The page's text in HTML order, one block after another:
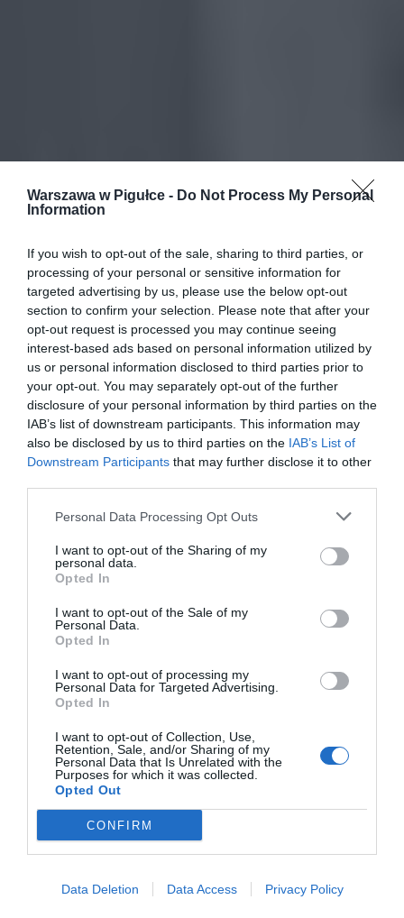
Warszawa w Pigułce - Do Not Process My Personal
Information
If you wish to opt-out of the sale, sharing to third parties, or
processing of your personal or sensitive information for
targeted advertising by us, please use the below opt-out
section to confirm your selection. Please note that after your
opt-out request is processed you may continue seeing
interest-based ads based on personal information utilized by
us or personal information disclosed to third parties prior to
your opt-out. You may separately opt-out of the further
disclosure of your personal information by third parties on the
IAB’s list of downstream participants. This information may
also be disclosed by us to third parties on the IAB’s List of
Downstream Participants that may further disclose it to other
Personal Data Processing Opt Outs
I want to opt-out of the Sharing of my
personal data.
Opted In
I want to opt-out of the Sale of my
Personal Data.
Opted In
I want to opt-out of processing my
Personal Data for Targeted Advertising.
Opted In
I want to opt-out of Collection, Use,
Retention, Sale, and/or Sharing of my
Personal Data that Is Unrelated with the
Purposes for which it was collected.
Opted Out
CONFIRM
Data Deletion Data Access Privacy Policy